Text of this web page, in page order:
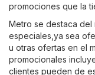
promociones que la
Metro se destaca del
especiales,ya sea
u otras ofertas en el
promocionales
clientes pueden de